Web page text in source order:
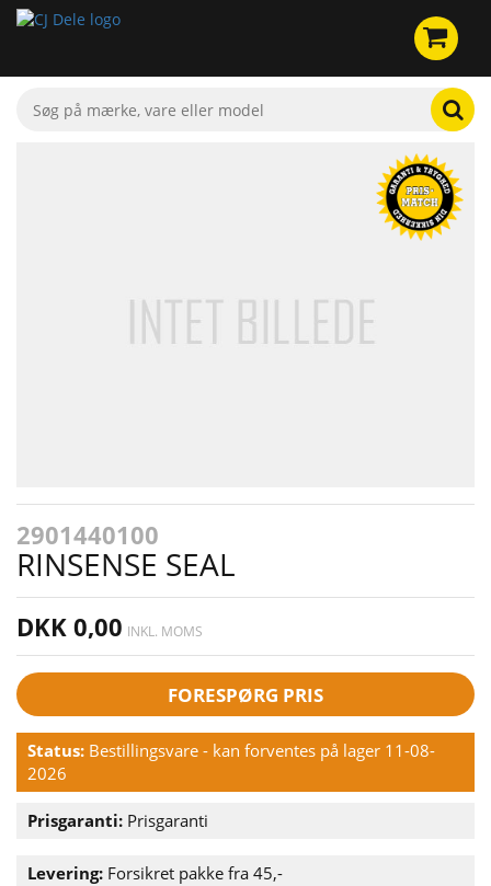
2901440100
RINSENSE SEAL
DKK 0,00 INKL. MOMS
FORESPØRG PRIS
Status: Bestillingsvare - kan forventes på lager 11-08-
2026
Prisgaranti: Prisgaranti
Levering: Forsikret pakke fra 45,-